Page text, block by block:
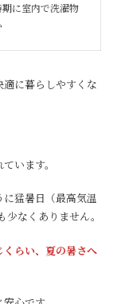
に室内で洗濯物
に暮らしやすくな
います。
猛暑日（最高気温
なくありません。
らい、夏の暑さへ